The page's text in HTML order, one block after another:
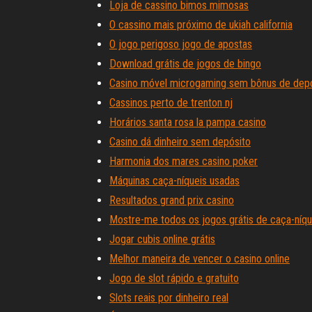
Loja de cassino bimos mimosas
O cassino mais próximo de ukiah california
O jogo perigoso jogo de apostas
Download grátis de jogos de bingo
Casino móvel microgaming sem bônus de
Cassinos perto de trenton nj
Horários santa rosa la pampa casino
Casino dá dinheiro sem depósito
Harmonia dos mares casino poker
Máquinas caça-níqueis usadas
Resultados grand prix casino
Mostre-me todos os jogos grátis de caça-
Jogar cubis online grátis
Melhor maneira de vencer o casino online
Jogo de slot rápido e gratuito
Slots reais por dinheiro real